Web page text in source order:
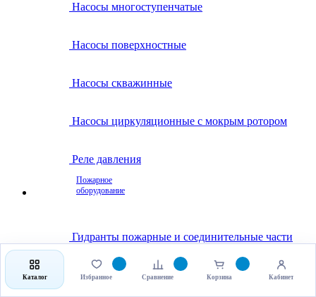
Насосы многоступенчатые
Насосы поверхностные
Насосы скважинные
Насосы циркуляционные с мокрым ротором
Реле давления
Пожарное
оборудование
Гидранты пожарные и соединительные части
Клапаны пожарные
Каталог Избранное Сравнение Корзина Кабинет